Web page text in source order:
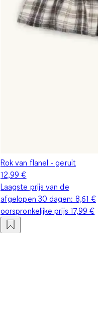
Rok van flanel - geruit
12,99 €
Laagste prijs van de
afgelopen 30 dagen: 8,61 €
oorspronkelijke prijs 17,99 €